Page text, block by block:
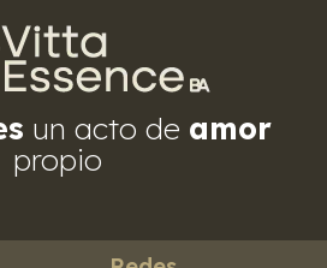
un acto de amor
propio